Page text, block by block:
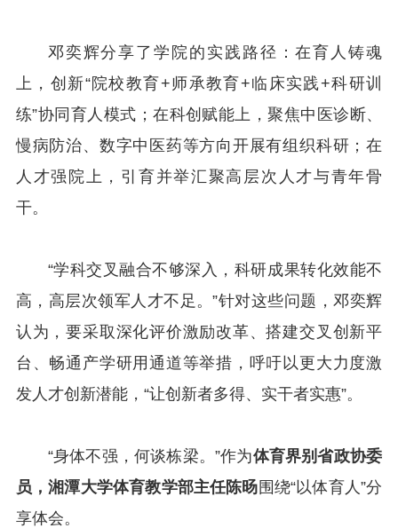
邓奕辉分享了学院的实践路径：在育人铸魂
上，创新“院校教育+师承教育+临床实践+科研训
练”协同育人模式；在科创赋能上，聚焦中医诊断、
慢病防治、数字中医药等方向开展有组织科研；在
人才强院上，引育并举汇聚高层次人才与青年骨
干。
“学科交叉融合不够深入，科研成果转化效能不
高，高层次领军人才不足。”针对这些问题，邓奕辉
认为，要采取深化评价激励改革、搭建交叉创新平
台、畅通产学研用通道等举措，呼吁以更大力度激
发人才创新潜能，“让创新者多得、实干者实惠”。
“身体不强，何谈栋梁。”作为体育界别省政协委
员，湘潭大学体育教学部主任陈旸围绕“以体育人”分
享体会。